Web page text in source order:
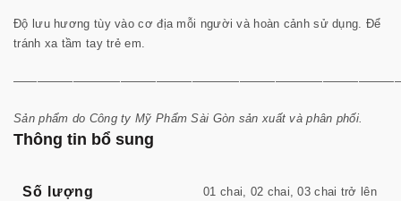
Độ lưu hương tùy vào cơ địa mỗi người và hoàn cảnh sử dụng. Để
tránh xa tầm tay trẻ em.
Sản phẩm do Công ty Mỹ Phẩm Sài Gòn sản xuất và phân phối.
Thông tin bổ sung
Số lượng 01 chai, 02 chai, 03 chai trở lên